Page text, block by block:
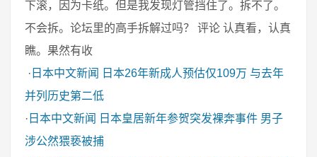
下滚，因为卡纸。但是我发现灯管挡住了。拆不了。
不会拆。论坛里的高手拆解过吗？ 评论 认真看，认真
瞧。果然有收
· 日本中文新闻
日本26年新成人预估仅109万 与去年
并列历史第二低
· 日本中文新闻
日本皇居新年参贺突发裸奔事件 男子
涉公然猥亵被捕